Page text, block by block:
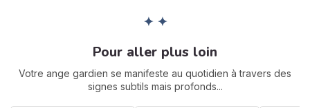
✦ ✦
Pour aller plus loin
Votre ange gardien se manifeste au quotidien à travers des
signes subtils mais profonds...